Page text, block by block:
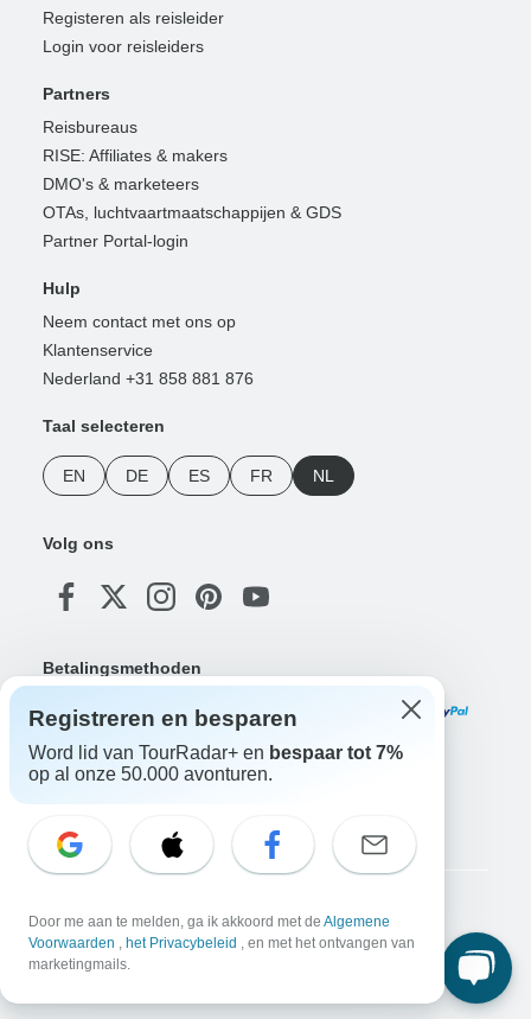
Registeren als reisleider
Login voor reisleiders
Partners
Reisbureaus
RISE: Affiliates & makers
DMO's & marketeers
OTAs, luchtvaartmaatschappijen & GDS
Partner Portal-login
Hulp
Neem contact met ons op
Klantenservice
Nederland +31 858 881 876
Taal selecteren
EN DE ES FR NL
Volg ons
Betalingsmethoden
Juridische kennisgeving
Privacybeleid
Cookies
Algemene voorwaarden
Registreren en besparen
Word lid van TourRadar+ en bespaar tot 7%
op al onze 50.000 avonturen.
Door me aan te melden, ga ik akkoord met de Algemene
Voorwaarden , het Privacybeleid , en met het ontvangen van
marketingmails.